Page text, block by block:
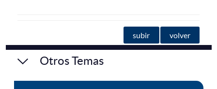
subir volver
Otros Temas